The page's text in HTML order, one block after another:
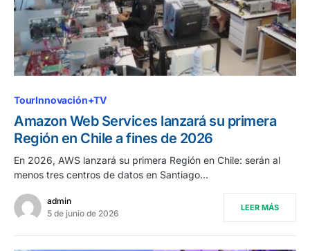
TourInnovación+TV
Amazon Web Services lanzará su primera
Región en Chile a fines de 2026
En 2026, AWS lanzará su primera Región en Chile: serán al
menos tres centros de datos en Santiago…
admin
5 de junio de 2026
LEER MÁS